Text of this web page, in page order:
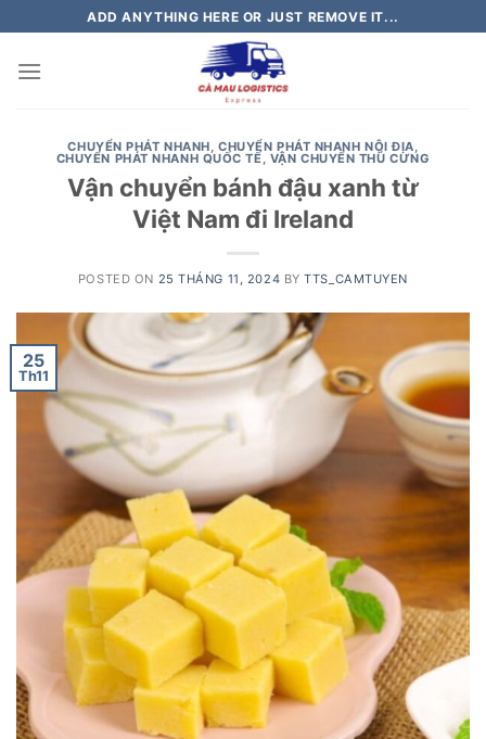
to
content
ADD ANYTHING HERE OR JUST REMOVE IT...
CHUYỂN PHÁT NHANH,CHUYỂN PHÁT NHANH NỘI ĐỊA,
CHUYỂN PHÁT NHANH QUỐC TẾ, VẬN CHUYỂN THÚ CƯNG
Vận chuyển bánh đậu xanh từ
Việt Nam đi Ireland
POSTED ON 25 THÁNG 11, 2024 BYTTS_CAMTUYEN
25
Th11